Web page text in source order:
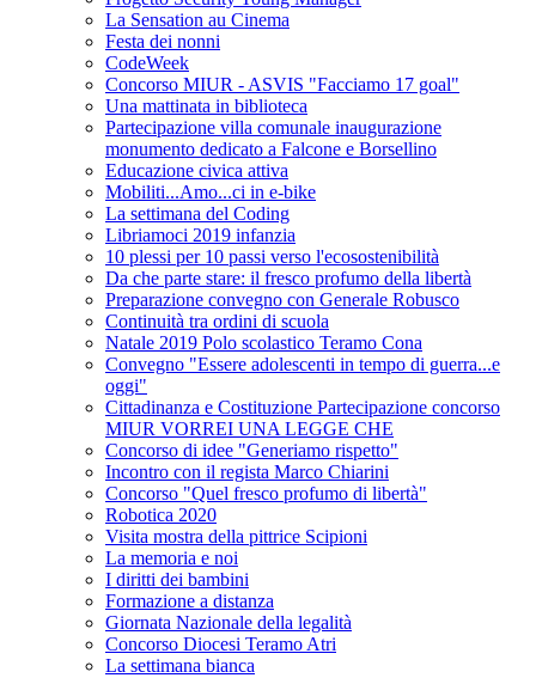
La Sensation au Cinema
Festa dei nonni
CodeWeek
Concorso MIUR - ASVIS "Facciamo 17 goal"
Una mattinata in biblioteca
Partecipazione villa comunale inaugurazione
monumento dedicato a Falcone e Borsellino
Educazione civica attiva
Mobiliti...Amo...ci in e-bike
La settimana del Coding
Libriamoci 2019 infanzia
10 plessi per 10 passi verso l'ecosostenibilità
Da che parte stare: il fresco profumo della libertà
Preparazione convegno con Generale Robusco
Continuità tra ordini di scuola
Natale 2019 Polo scolastico Teramo Cona
Convegno "Essere adolescenti in tempo di guerra...e
oggi"
Cittadinanza e Costituzione Partecipazione concorso
MIUR VORREI UNA LEGGE CHE
Concorso di idee "Generiamo rispetto"
Incontro con il regista Marco Chiarini
Concorso "Quel fresco profumo di libertà"
Robotica 2020
Visita mostra della pittrice Scipioni
La memoria e noi
I diritti dei bambini
Formazione a distanza
Giornata Nazionale della legalità
Concorso Diocesi Teramo Atri
La settimana bianca